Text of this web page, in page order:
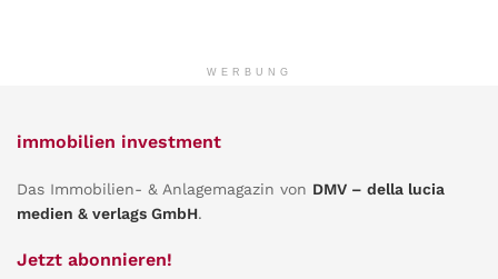
WERBUNG
immobilien investment
Das Immobilien- & Anlagemagazin von DMV – della lucia
medien & verlags GmbH.
Jetzt abonnieren!